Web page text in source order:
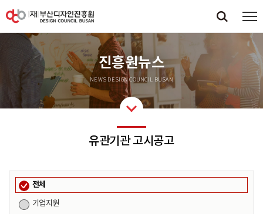
진흥원뉴스
NEWS DESIGN COUNCIL BUSAN
유관기관 고시공고
전체
기업지원